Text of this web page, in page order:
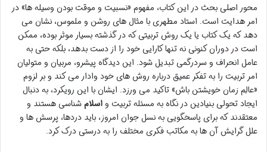
محور اصلی بحث در این کتاب، مفهوم «نسبیت و موقت بودن وسیله ها» در
امر هدایت است. استاد مطهری با مثال های روشن و ملموس، نشان می
دهد که یک کتاب یا یک روش تربیتی که در گذشته بسیار موثر بوده، ممکن
است در دوران کنونی نه تنها کارایی خود را از دست بدهد، بلکه حتی به
عامل انحراف و سردرگمی تبدیل شود. این دیدگاه پیشرو، مربیان و متولیان
امر تربیت را به تفکر عمیق درباره روش های خود وادار می کند و بر لزوم
«عالِم زمان خویشتن باش» تاکید می ورزد. ایشان با این رویکرد، به دنبال
ایجاد تحولی بنیادین در نگاه به مسئله تربیت واسلامشناسی هستند و
معتقدند که برای پاسخگویی به نسل جوان امروز، باید دردها، پرسش ها و
علل گرایش آن ها به مکاتب فکری مختلف را به درستی درک کرد.